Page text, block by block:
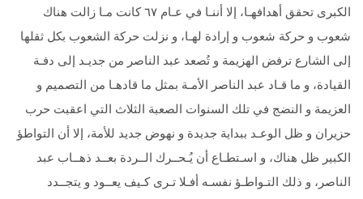
الكبرى تحقق أهدافهـا، إلا أننـا في عـام ٦۷ كانت مـا زالت هناك
شعوب و حركة شعوب و إرادة لهـا، و نزلت حركة الشعوب بكل ثقلها
إلى الشارع ترفض الهزيمة و تُصعد عبد الناصر من جديـد إلى دفـة
القيادة، و ما قـاد عبد الناصر الأمـة بمثل ما قادهـا من التصميم و
العزيمة و النضج في تلك السنوات الصعبة الثلاث التي اعقبت حرب
حزيران و ظل الوعـد ببداية جديدة و نهوض جديد للأمة، إلا أن التواطؤ
الكبير ظل هناك، و اسـتطـاع أن يُـحــرك الــردة بعــد ذهــاب عبد
الناصر، و ذلك التـواطـؤ نفسـه أفـلا تـرى كـيف يعــود و يتجــدد